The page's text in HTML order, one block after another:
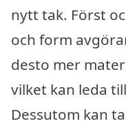
nytt tak. Först
och form
desto mer
vilket kan leda
Dessutom kan